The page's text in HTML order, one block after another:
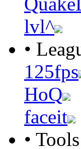
lvl^
•
125fps
HoQ
faceit
•